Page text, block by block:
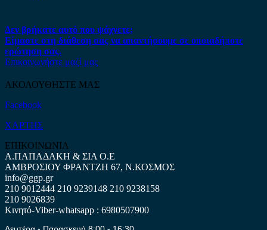
Δεν βρήκατε αυτό που ψάχνετε;
Είμαστε στη διάθεση σας να απαντήσουμε σε οποιαδήποτε
ερώτηση σας.
Επικοινωνήστε μαζί μας
ΑΚΟΛΟΥΘΗΣΤΕ ΜΑΣ
Facebook
ΧΑΡΤΗΣ
ΕΠΙΚΟΙΝΩΝΙΑ
Α.ΠΑΠΑΔΑΚΗ & ΣΙΑ Ο.Ε
ΑΜΒΡΟΣΙΟΥ ΦΡΑΝΤΖΗ 67, Ν.ΚΟΣΜΟΣ
info@ggp.gr
210 9012444 210 9239148 210 9238158
210 9026839
Κινητό-Viber-whatsapp : 6980507900